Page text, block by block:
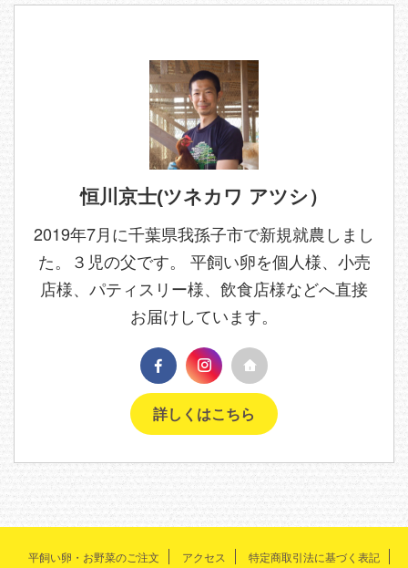
恒川京士(ツネカワ アツシ）
2019年7月に千葉県我孫子市で新規就農しまし
た。３児の父です。 平飼い卵を個人様、小売
店様、パティスリー様、飲食店様などへ直接
お届けしています。
詳しくはこちら
平飼い卵・お野菜のご注文 アクセス 特定商取引法に基づく表記